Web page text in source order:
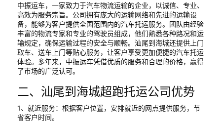
中振运车，一家致力于汽车物流运输的企业，以诚信、专业、
高效为服务宗旨。公司拥有庞大的运输网络和先进的运输设
备，能够为客户提供全国范围内的汽车托运服务。团队由经验
丰富的物流专家和专业的驾驶员组成，他们熟悉各种路况和运
输规定，确保运输过程的安全与顺畅。汕尾到海城还提供上门
取车、送车上门等贴心服务，让客户享受更加便捷的汽车托运
体验。多年来，中振运车凭借优质的服务和合理的价格，赢得
了市场的广泛认可。
二、汕尾到海城超跑托运公司优势
1、就近服务：根据客户位置，安排就近的网点提供服务，节
省客户时间。